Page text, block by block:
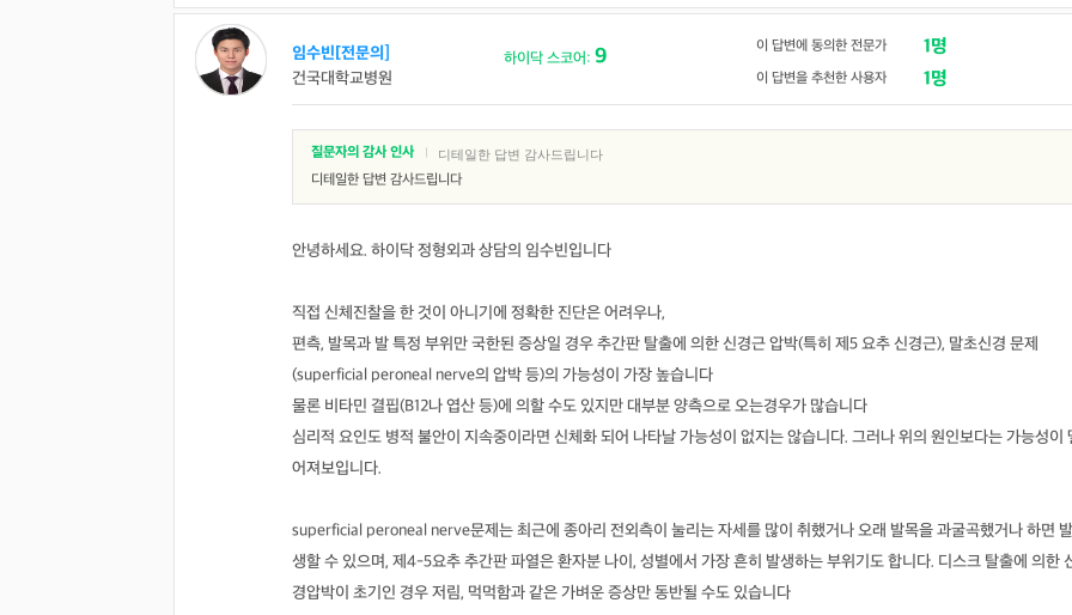
임수빈[전문의]
건국대학교병원
하이닥 스코어: 9 이 답변에 동의한 전문가 1명
이 답변을 추천한 사용자 1명
질문자의 감사 인사 디테일한 답변 감사드립니다
디테일한 답변 감사드립니다
안녕하세요. 하이닥 정형외과 상담의 임수빈입니다
직접 신체진찰을 한 것이 아니기에 정확한 진단은 어려우나,
편측, 발목과 발 특정 부위만 국한된 증상일 경우 추간판 탈출에 의한 신경근 압박(특히 제5 요추 신경근), 말초신경 문제
(superficial peroneal nerve의 압박 등)의 가능성이 가장 높습니다
물론 비타민 결핍(B12나 엽산 등)에 의할 수도 있지만 대부분 양측으로 오는경우가 많습니다
심리적 요인도 병적 불안이 지속중이라면 신체화 되어 나타날 가능성이 없지는 않습니다. 그러나 위의 원인보다는 가능성이
어져보입니다.
superficial peroneal nerve문제는 최근에 종아리 전외측이 눌리는 자세를 많이 취했거나 오래 발목을 과굴곡했거나 하면 발
생할 수 있으며, 제4-5요추 추간판 파열은 환자분 나이, 성별에서 가장 흔히 발생하는 부위기도 합니다. 디스크 탈출에 의한
경압박이 초기인 경우 저림, 먹먹함과 같은 가벼운 증상만 동반될 수도 있습니다